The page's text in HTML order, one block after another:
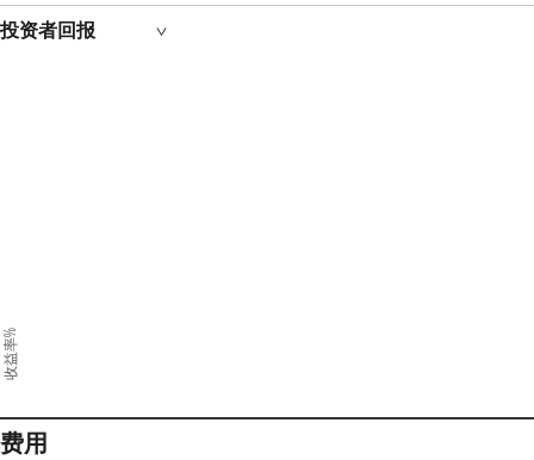
投资者回报
收益率%
费用